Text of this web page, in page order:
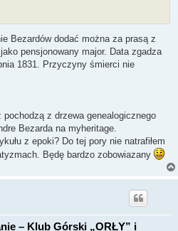
Bezardów dodać można za prasą z
pensjonowany major. Data zgadza
1831. Przyczyny śmierci nie
pochodzą z drzewa genealogicznego
Bezarda na myheritage.
z epoki? Do tej pory nie natrafiłem
Będę bardzo zobowiazany
– Klub Górski „ORŁY” i